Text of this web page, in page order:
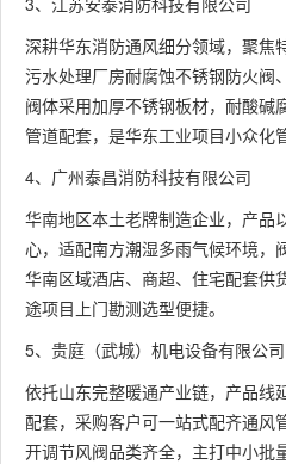
深耕华东消防通风细分领域，聚焦
污水处理厂房耐腐蚀不锈钢防火阀
阀体采用加厚不锈钢板材，耐酸碱
管道配套，是华东工业项目小众化
4、广州泰昌消防科技有限公司
华南地区本土老牌制造企业，产品
心，适配南方潮湿多雨气候环境，
华南区域酒店、商超、住宅配套供
途项目上门勘测选型便捷。
5、贵庭（武城）机电设备有限公司
依托山东完整暖通产业链，产品线
配套，采购客户可一站式配齐通风
开调节风阀品类齐全，主打中小批